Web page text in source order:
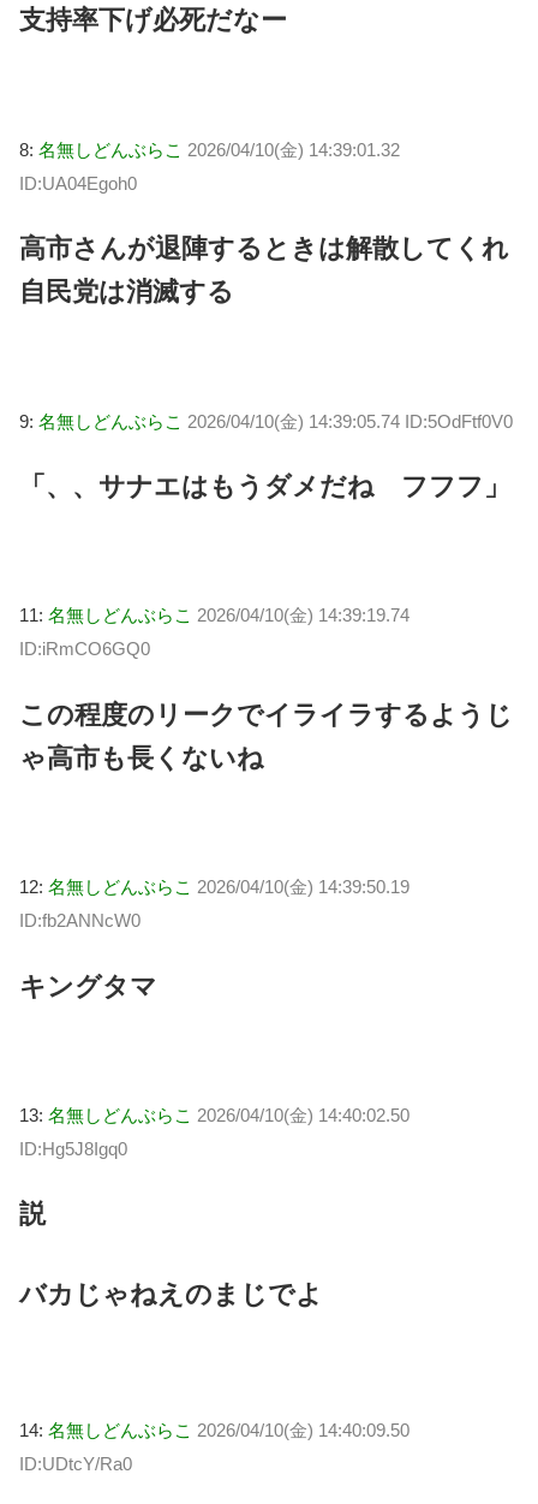
支持率下げ必死だなー
8: 名無しどんぶらこ 2026/04/10(金) 14:39:01.32
ID:UA04Egoh0
高市さんが退陣するときは解散してくれ
自民党は消滅する
9: 名無しどんぶらこ 2026/04/10(金) 14:39:05.74 ID:5OdFtf0V0
「、、サナエはもうダメだね フフフ」
11: 名無しどんぶらこ 2026/04/10(金) 14:39:19.74
ID:iRmCO6GQ0
この程度のリークでイライラするようじ
ゃ高市も長くないね
12: 名無しどんぶらこ 2026/04/10(金) 14:39:50.19
ID:fb2ANNcW0
キングタマ
13: 名無しどんぶらこ 2026/04/10(金) 14:40:02.50
ID:Hg5J8Igq0
説
バカじゃねえのまじでよ
14: 名無しどんぶらこ 2026/04/10(金) 14:40:09.50
ID:UDtcY/Ra0